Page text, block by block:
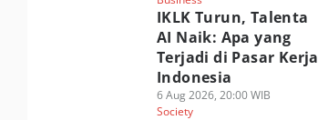
IKLK Turun, Talenta
AI Naik: Apa yang
Terjadi di Pasar Kerja
Indonesia
6 Aug 2026, 20:00 WIB
Society